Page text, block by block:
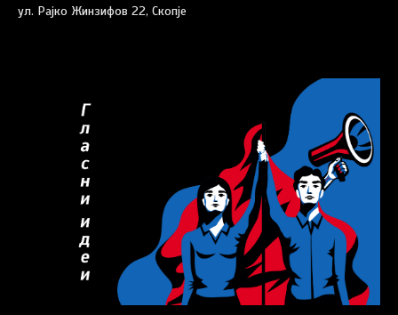
ул. Рајко Жинзифов 22, Скопје